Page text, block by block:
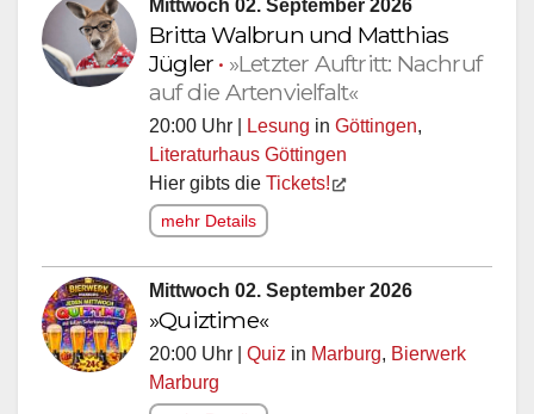
Mittwoch 02. September 2026
Britta Walbrun und Matthias
Jügler • »Letzter Auftritt: Nachruf
auf die Artenvielfalt«
20:00 Uhr | Lesung in Göttingen,
Literaturhaus Göttingen
Hier gibts die Tickets!
mehr Details
Mittwoch 02. September 2026
»Quiztime«
20:00 Uhr | Quiz in Marburg, Bierwerk
Marburg